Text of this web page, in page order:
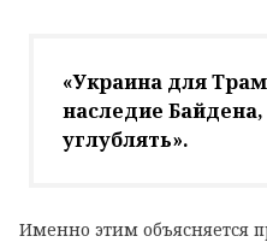
«Украина для
наследие Байдена,
углублять».
Именно этим объясняется